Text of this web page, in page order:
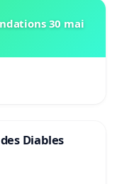
30 mai
Diables